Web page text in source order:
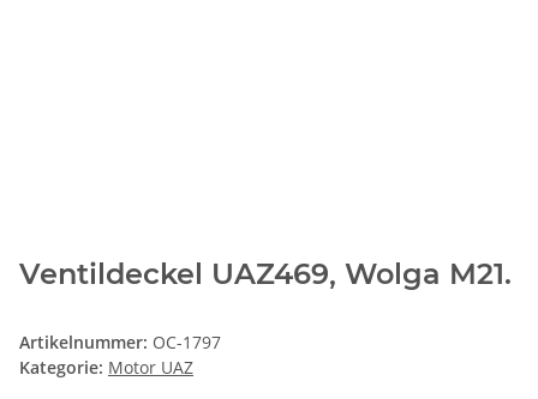
Ventildeckel UAZ469, Wolga M21.
Artikelnummer: OC-1797
Kategorie: Motor UAZ